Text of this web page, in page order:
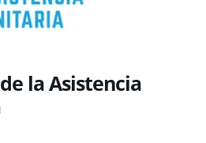
la Asistencia